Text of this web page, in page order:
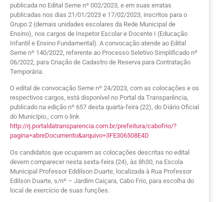
publicada no Edital Seme nº 002/2023, e em suas erratas
publicadas nos dias 21/01/2023 e 17/02/2023, inscritos para o
Grupo 2 (demais unidades escolares da Rede Municipal de
Ensino), nos cargos de Inspetor Escolar e Docente I (Educação
Infantil e Ensino Fundamental). A convocação atende ao Edital
Seme nº 140/2022, referente ao Processo Seletivo Simplificado nº
06/2022, para Criação de Cadastro de Reserva para Contratação
Temporária.
O edital de convocação Seme nº 24/2023, com as colocações e os
respectivos cargos, está disponível no Portal da Transparência,
publicado na edição nº 657 desta quarta-feira (22), do Diário Oficial
do Município., com o link
http://rj.portaldatransparencia.com.br/prefeitura/cabofrio/?
pagina=abreDocumento&arquivo=3FE306508E4D
Os candidatos que ocuparem as colocações descritas no edital
devem comparecer nesta sexta-feira (24), às 8h30, na Escola
Municipal Professor Eddilson Duarte, localizada à Rua Professor
Edilson Duarte, s/nº – Jardim Caiçara, Cabo Frio, para escolha do
local de exercício de suas funções.